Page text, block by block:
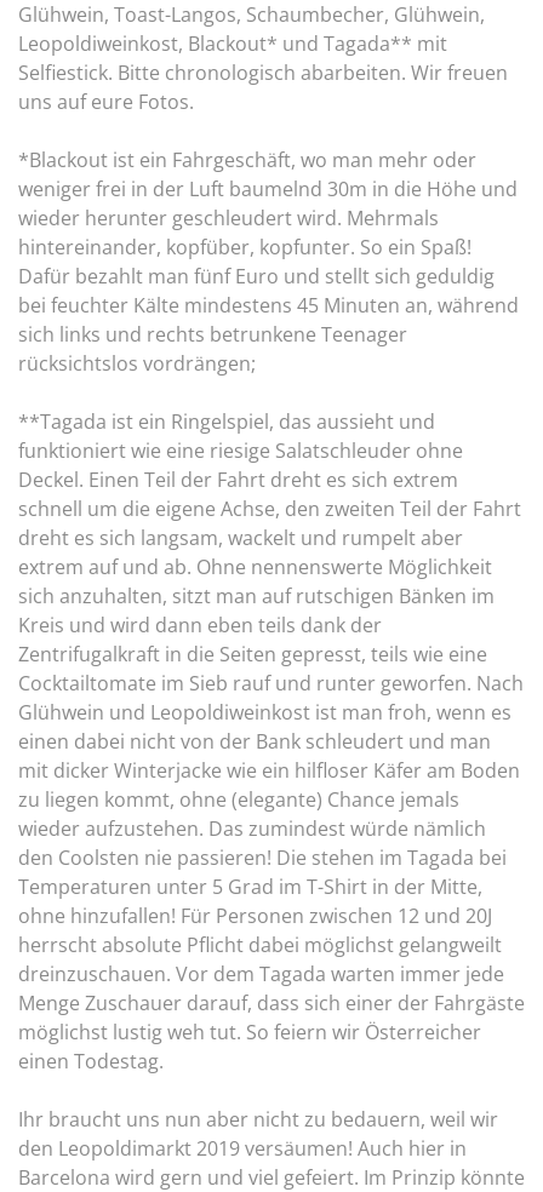
Glühwein, Toast-Langos, Schaumbecher, Glühwein,
Leopoldiweinkost, Blackout* und Tagada** mit
Selfiestick. Bitte chronologisch abarbeiten. Wir freuen
uns auf eure Fotos.
*Blackout ist ein Fahrgeschäft, wo man mehr oder
weniger frei in der Luft baumelnd 30m in die Höhe und
wieder herunter geschleudert wird. Mehrmals
hintereinander, kopfüber, kopfunter. So ein Spaß!
Dafür bezahlt man fünf Euro und stellt sich geduldig
bei feuchter Kälte mindestens 45 Minuten an, während
sich links und rechts betrunkene Teenager
rücksichtslos vordrängen;
**Tagada ist ein Ringelspiel, das aussieht und
funktioniert wie eine riesige Salatschleuder ohne
Deckel. Einen Teil der Fahrt dreht es sich extrem
schnell um die eigene Achse, den zweiten Teil der Fahrt
dreht es sich langsam, wackelt und rumpelt aber
extrem auf und ab. Ohne nennenswerte Möglichkeit
sich anzuhalten, sitzt man auf rutschigen Bänken im
Kreis und wird dann eben teils dank der
Zentrifugalkraft in die Seiten gepresst, teils wie eine
Cocktailtomate im Sieb rauf und runter geworfen. Nach
Glühwein und Leopoldiweinkost ist man froh, wenn es
einen dabei nicht von der Bank schleudert und man
mit dicker Winterjacke wie ein hilfloser Käfer am Boden
zu liegen kommt, ohne (elegante) Chance jemals
wieder aufzustehen. Das zumindest würde nämlich
den Coolsten nie passieren! Die stehen im Tagada bei
Temperaturen unter 5 Grad im T-Shirt in der Mitte,
ohne hinzufallen! Für Personen zwischen 12 und 20J
herrscht absolute Pflicht dabei möglichst gelangweilt
dreinzuschauen. Vor dem Tagada warten immer jede
Menge Zuschauer darauf, dass sich einer der Fahrgäste
möglichst lustig weh tut. So feiern wir Österreicher
einen Todestag.
Ihr braucht uns nun aber nicht zu bedauern, weil wir
den Leopoldimarkt 2019 versäumen! Auch hier in
Barcelona wird gern und viel gefeiert. Im Prinzip könnte